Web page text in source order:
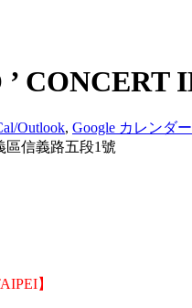
’ CONCERT
Outlook, Google カレンダー
區信義路五段1號
】